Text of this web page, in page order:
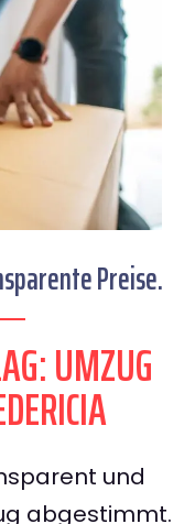
Preise.
UMZUG
und
abgestimmt.